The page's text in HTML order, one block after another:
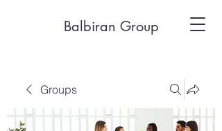
Balbiran Group
Groups